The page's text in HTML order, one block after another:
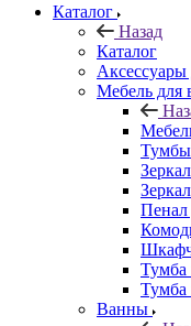
Каталог
Назад
Каталог
Аксессуары
Мебель для
Тумбы
Пенал
Тумба
Тумба
Ванны